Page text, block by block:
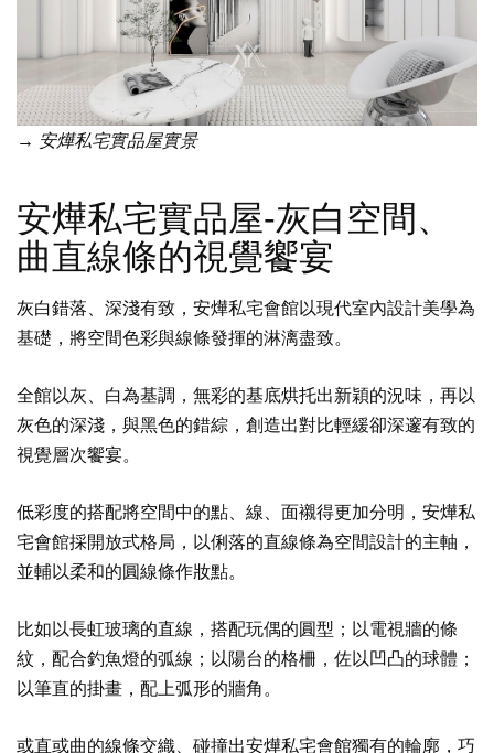
→ 安燁私宅實品屋實景
安燁私宅實品屋-灰白空間、
曲直線條的視覺饗宴
灰白錯落、深淺有致，安燁私宅會館以現代室內設計美學為
基礎，將空間色彩與線條發揮的淋漓盡致。
全館以灰、白為基調，無彩的基底烘托出新穎的況味，再以
灰色的深淺，與黑色的錯綜，創造出對比輕緩卻深邃有致的
視覺層次饗宴。
低彩度的搭配將空間中的點、線、面襯得更加分明，安燁私
宅會館採開放式格局，以俐落的直線條為空間設計的主軸，
並輔以柔和的圓線條作妝點。
比如以長虹玻璃的直線，搭配玩偶的圓型；以電視牆的條
紋，配合釣魚燈的弧線；以陽台的格柵，佐以凹凸的球體；
以筆直的掛畫，配上弧形的牆角。
或直或曲的線條交織、碰撞出安燁私宅會館獨有的輪廓，巧